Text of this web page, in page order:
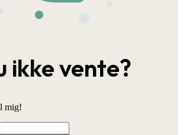
ikke vente?
mig!